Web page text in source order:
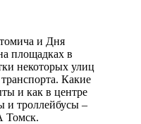
и Дня
площадках в
некоторых улиц
Какие
и как в центре
и троллейбусы –
Томск.